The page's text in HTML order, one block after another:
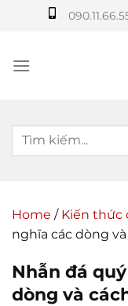
dung
Home / Kiến thức
nghĩa các dòng
Nhẫn đá
dòng và